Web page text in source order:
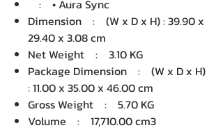
: • Aura Sync
Dimension : (W x D x H) : 39.90 x
29.40 x 3.08 cm
Net Weight : 3.10 KG
Package Dimension : (W x D x H)
: 11.00 x 35.00 x 46.00 cm
Gross Weight : 5.70 KG
Volume : 17,710.00 cm3